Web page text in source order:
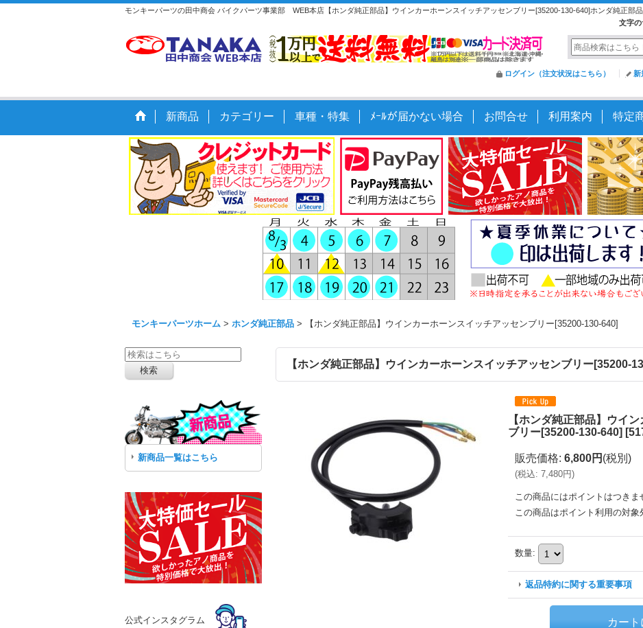
モンキーパーツの田中商会 バイクパーツ事業部 WEB本店【ホンダ純正部品】ウインカーホーンスイッチアッセンブリー[35200-130-640]ホンダ純正部品
文字
ログイン（注文状況はこちら） 新
新商品 カテゴリー 車種・特集 ﾒｰﾙが届かない場合 お問合せ 利用案内 特定
モンキーパーツホーム > ホンダ純正部品 > 【ホンダ純正部品】ウインカーホーンスイッチアッセンブリー[35200-130-640]
新商品一覧はこちら
公式インスタグラム
【ホンダ純正部品】ウインカーホーンスイッチアッセンブリー[35200-
【ホンダ純正部品】ウイ
ブリー[35200-130-640] [
販売価格: 6,800円 (税別)
(税込: 7,480円)
この商品にはポイントはつきま
この商品はポイント利用の対象
数量:
返品特約に関する重要事項